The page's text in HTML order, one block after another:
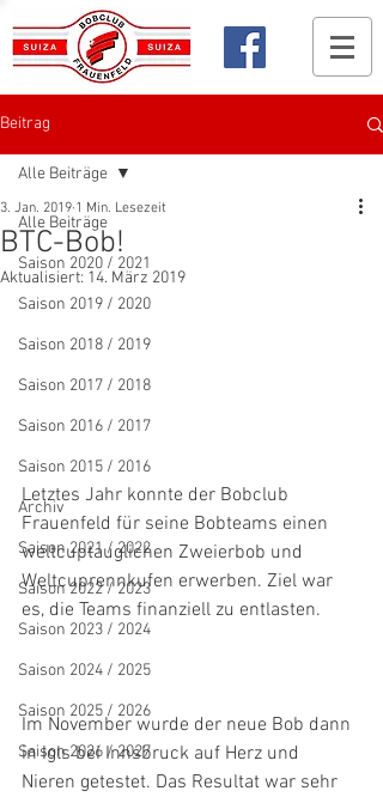
Beitrag
Alle Beiträge
Saison 2020 / 2021
Saison 2019 / 2020
Saison 2018 / 2019
Saison 2017 / 2018
Saison 2016 / 2017
Saison 2015 / 2016
Archiv
Saison 2021 / 2022
Saison 2022 / 2023
Saison 2023 / 2024
Saison 2024 / 2025
Saison 2025 / 2026
Saison 2026 / 2027
Alle Beiträge
BTC-Bob!
3. Jan. 2019 1 Min. Lesezeit
Aktualisiert: 14. März 2019
Letztes Jahr konnte der Bobclub
Frauenfeld für seine Bobteams einen
weltcuptauglichen Zweierbob und
Weltcuprennkufen erwerben. Ziel war
es, die Teams finanziell zu entlasten.
Im November wurde der neue Bob dann
in Igls bei Innsbruck auf Herz und
Nieren getestet. Das Resultat war sehr